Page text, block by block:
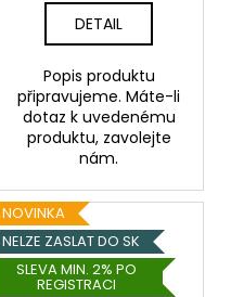
DETAIL
Popis produktu
připravujeme. Máte-li
dotaz k uvedenému
produktu, zavolejte
nám.
NOVINKA
NELZE ZASLAT DO SK
SLEVA MIN. 2% PO
REGISTRACI